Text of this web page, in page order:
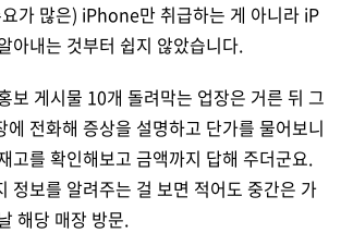
가 많은) iPhone만 취급하는 게 아니라 iP
아내는 것부터 쉽지 않았습니다.
보 게시물 10개 돌려막는 업장은 거른 뒤 그
에 전화해 증상을 설명하고 단가를 물어보니
고를 확인해보고 금액까지 답해 주더군요.
정보를 알려주는 걸 보면 적어도 중간은 가
해당 매장 방문.